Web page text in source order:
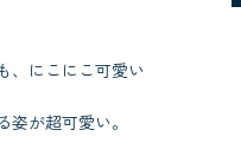
、にこにこ可愛い
が超可愛い。